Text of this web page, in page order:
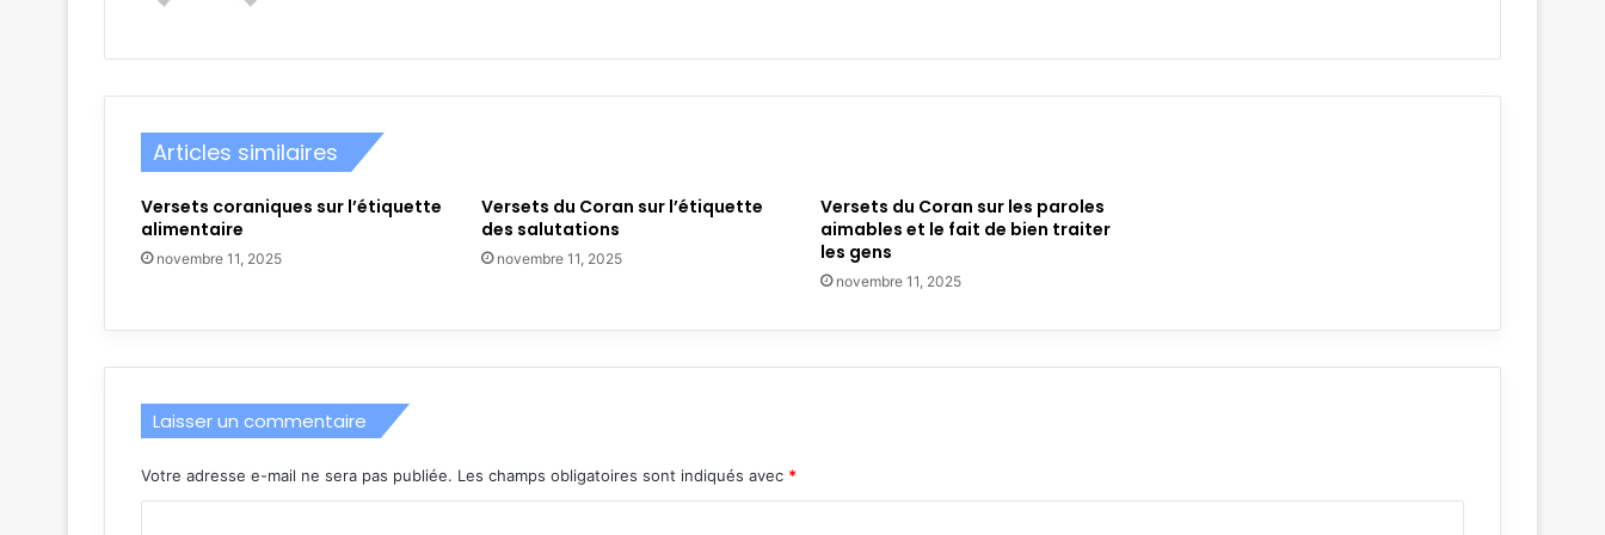
Articles similaires
Versets coraniques sur l’étiquette
alimentaire
novembre 11, 2025
Versets du Coran sur l’étiquette
des salutations
novembre 11, 2025
Versets du Coran sur les paroles
aimables et le fait de bien traiter
les gens
novembre 11, 2025
Laisser un commentaire
Votre adresse e-mail ne sera pas publiée. Les champs obligatoires sont indiqués avec *